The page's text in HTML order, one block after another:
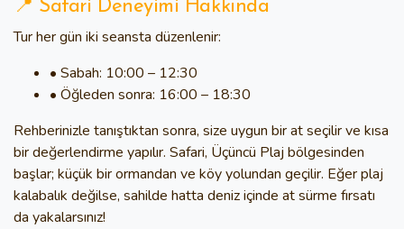
📍 Safari Deneyimi Hakkında
Tur her gün iki seansta düzenlenir:
• Sabah: 10:00 – 12:30
• Öğleden sonra: 16:00 – 18:30
Rehberinizle tanıştıktan sonra, size uygun bir at seçilir ve kısa
bir değerlendirme yapılır. Safari, Üçüncü Plaj bölgesinden
başlar; küçük bir ormandan ve köy yolundan geçilir. Eğer plaj
kalabalık değilse, sahilde hatta deniz içinde at sürme fırsatı
da yakalarsınız!